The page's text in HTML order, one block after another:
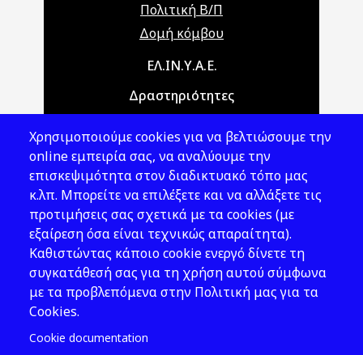
Πολιτική Β/Π
Δομή κόμβου
Main navigationΕΛ.ΙΝ.Υ.Α.Ε.
Δραστηριότητες
Νομοθεσία
Εκδόσεις
Νέα - Εκδηλώσεις
Ακολουθήστε μας
Χρησιμοποιούμε cookies για να βελτιώσουμε την
online εμπειρία σας, να αναλύουμε την
επισκεψιμότητα στον διαδικτυακό τόπο μας
κ.λπ. Μπορείτε να επιλέξετε και να αλλάξετε τις
προτιμήσεις σας σχετικά με τα cookies (με
εξαίρεση όσα είναι τεχνικώς απαραίτητα).
Καθιστώντας κάποιο cookie ενεργό δίνετε τη
συγκατάθεσή σας για τη χρήση αυτού σύμφωνα
με τα προβλεπόμενα στην Πολιτική μας για τα
Cookies.
Cookie documentation